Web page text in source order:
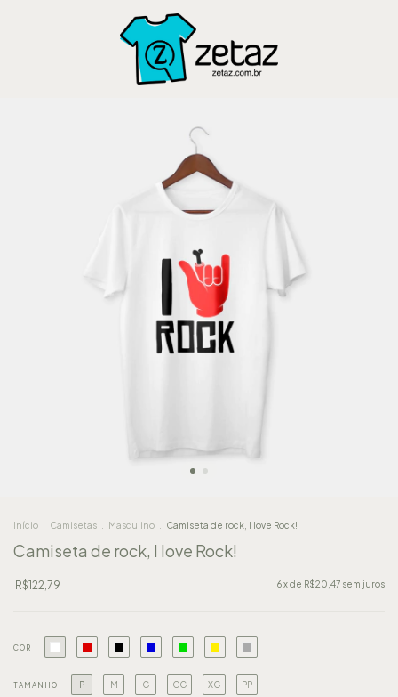
Início Camisetas Masculino Camiseta de rock, I love Rock!
Camiseta de rock, I love Rock!
R$122,79 6x de R$20,47 sem juros
COR
TAMANHO P M G GG XG PP